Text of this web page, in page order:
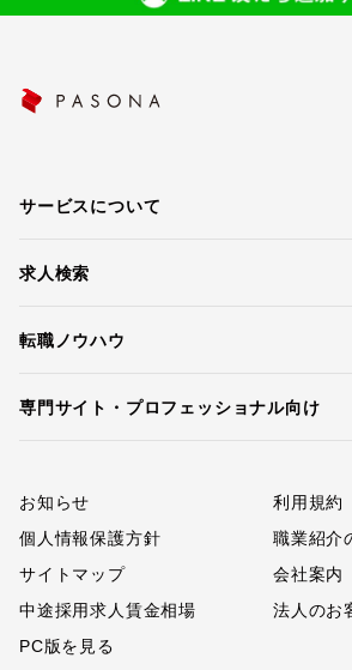
サービスについて
求人検索
転職ノウハウ
専門サイト・プロフェッショナル向け
お知らせ
利用規約
個人情報保護方針
職業紹介
サイトマップ
会社案内
中途採用求人賃金相場
法人のお
PC版を見る